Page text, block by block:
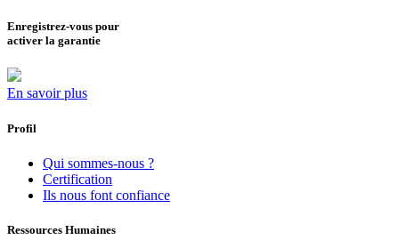
Enregistrez-vous pour
activer la garantie
En savoir plus
Profil
Qui sommes-nous ?
Certification
Ils nous font confiance
Ressources Humaines